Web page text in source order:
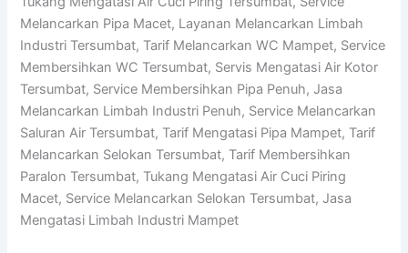
Melancarkan Pipa Macet, Layanan Melancarkan Limbah
Industri Tersumbat, Tarif Melancarkan WC Mampet, Service
Membersihkan WC Tersumbat, Servis Mengatasi Air Kotor
Tersumbat, Service Membersihkan Pipa Penuh, Jasa
Melancarkan Limbah Industri Penuh, Service Melancarkan
Saluran Air Tersumbat, Tarif Mengatasi Pipa Mampet, Tarif
Melancarkan Selokan Tersumbat, Tarif Membersihkan
Paralon Tersumbat, Tukang Mengatasi Air Cuci Piring
Macet, Service Melancarkan Selokan Tersumbat, Jasa
Mengatasi Limbah Industri Mampet